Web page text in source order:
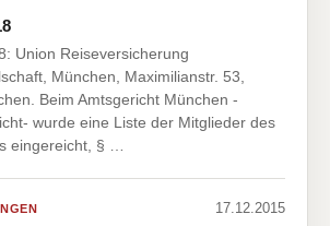
Union Reiseversicherung
München, Maximilianstr. 53,
Beim Amtsgericht München -
wurde eine Liste der Mitglieder des
eingereicht, § …
17.12.2015